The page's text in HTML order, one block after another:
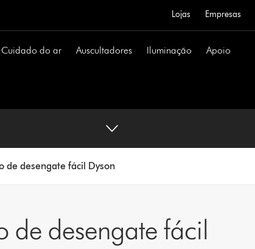
Lojas Empresas
Cuidado do ar Auscultadores Iluminação Apoio
de desengate fácil Dyson
de desengate fácil